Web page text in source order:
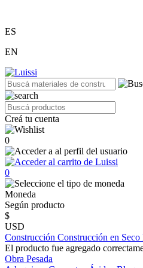
ES
EN
Creá tu cuenta
0
0
Moneda
Según producto
$
USD
Construcción Construcción en Seco
El producto fue agregado
Obra Pesada